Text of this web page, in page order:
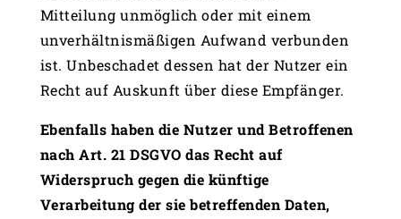
Mitteilung unmöglich oder mit einem
unverhältnismäßigen Aufwand verbunden
ist. Unbeschadet dessen hat der Nutzer ein
Recht auf Auskunft über diese Empfänger.
Ebenfalls haben die Nutzer und Betroffenen
nach Art. 21 DSGVO das Recht auf
Widerspruch gegen die künftige
Verarbeitung der sie betreffenden Daten,